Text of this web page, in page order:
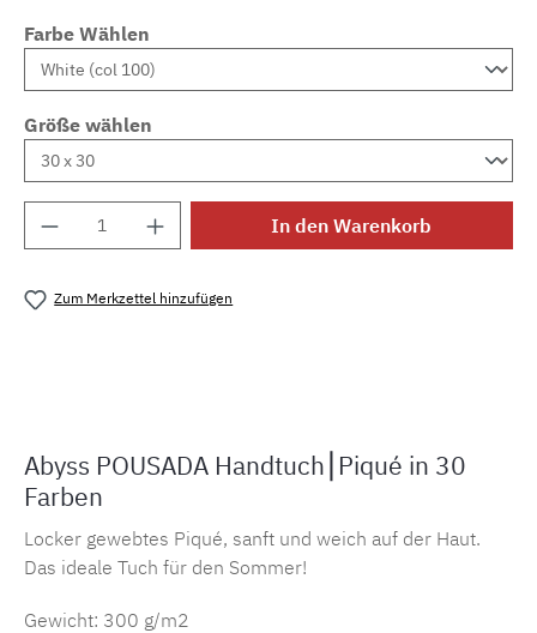
Farbe Wählen
Größe wählen
Produkt Anzahl: Gib den gewünschten
In den Warenkorb
Zum Merkzettel hinzufügen
Abyss POUSADA Handtuch⎮Piqué in 30
Farben
Locker gewebtes Piqué, sanft und weich auf der Haut.
Das ideale Tuch für den Sommer!
Gewicht: 300 g/m2